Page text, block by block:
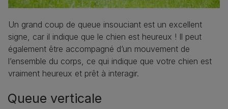
Un grand coup de queue insouciant est un excellent
signe, car il indique que le chien est heureux ! Il peut
également être accompagné d’un mouvement de
l’ensemble du corps, ce qui indique que votre chien est
vraiment heureux et prêt à interagir.
Queue verticale